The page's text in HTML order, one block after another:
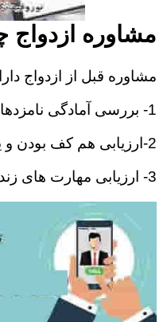
مشاوره
مشاوره قبل از ازدواج دارای 3 هدف اساسی
1- بررسی آمادگی نامزدها برای ازدواج
2-ارزیابی هم کف بودن و یا هماهنگی و همسانی نامزدها
3- ارزیابی مهارت های زندگی مشترک نامزدها